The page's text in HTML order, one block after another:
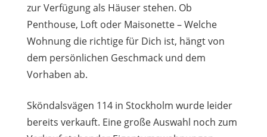
zur Verfügung als Häuser stehen. Ob
Penthouse, Loft oder Maisonette – Welche
Wohnung die richtige für Dich ist, hängt von
dem persönlichen Geschmack und dem
Vorhaben ab.
Sköndalsvägen 114 in Stockholm wurde leider
bereits verkauft. Eine große Auswahl noch zum